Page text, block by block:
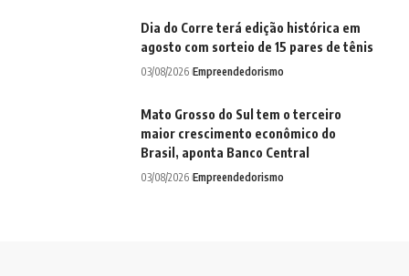
Dia do Corre terá edição histórica em
agosto com sorteio de 15 pares de tênis
03/08/2026 Empreendedorismo
Mato Grosso do Sul tem o terceiro
maior crescimento econômico do
Brasil, aponta Banco Central
03/08/2026 Empreendedorismo